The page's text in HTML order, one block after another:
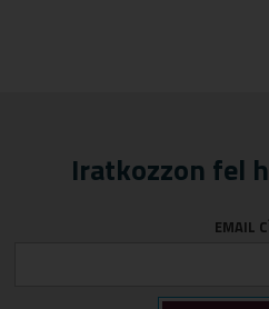
Iratkozzon fel
EMAIL